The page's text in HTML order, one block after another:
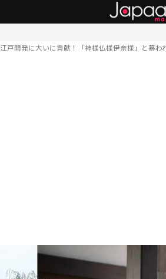
江戸開発に大いに貢献！「神様仏様伊奈様」と慕わ